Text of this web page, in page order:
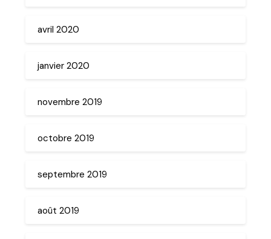
avril 2020
janvier 2020
novembre 2019
octobre 2019
septembre 2019
août 2019